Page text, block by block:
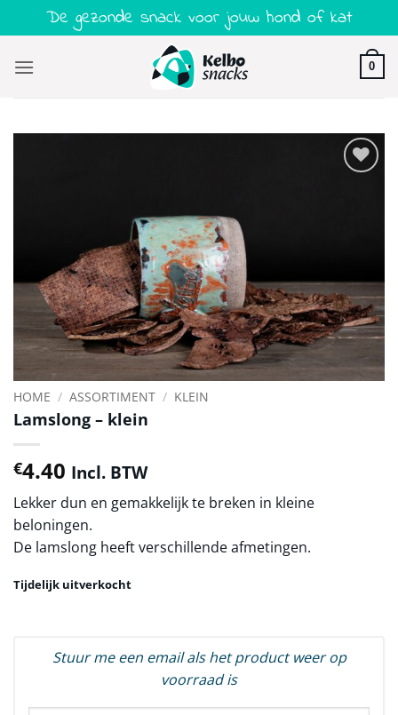
naar
De gezonde snack voor jouw hond of kat
0
HOME / ASSORTIMENT / KLEIN
Lamslong – klein
€4.40 Incl. BTW
Lekker dun en gemakkelijk te breken in kleine
beloningen.
De lamslong heeft verschillende afmetingen.
Tijdelijk uitverkocht
Stuur me een email als het product weer op
voorraad is